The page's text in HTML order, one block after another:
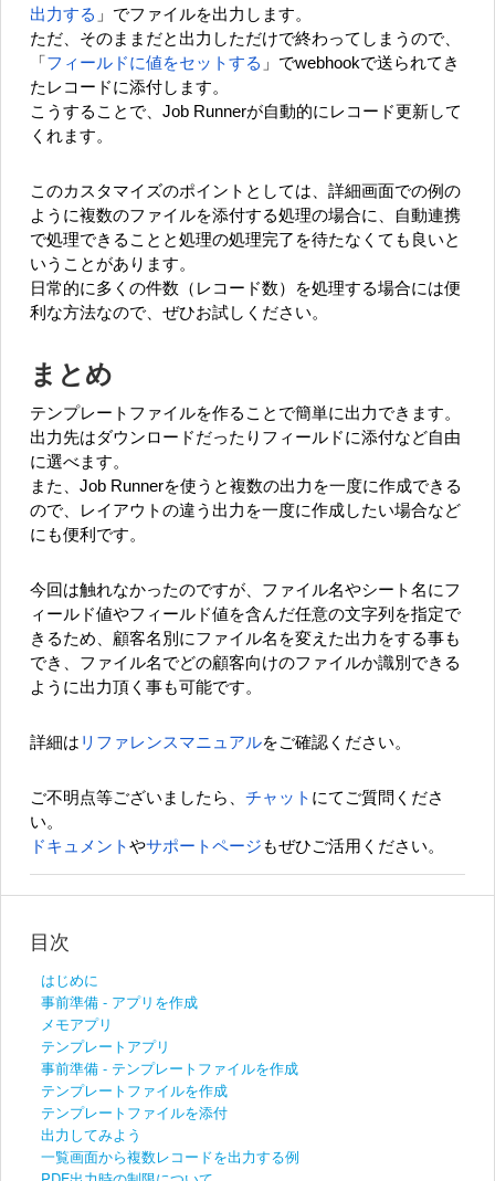
出力する 」でファイルを出力します。
ただ、そのままだと出力しただけで終わってしまうので、
「 フィールドに値をセットする 」でwebhookで送られてき
たレコードに添付します。
こうすることで、Job Runnerが自動的にレコード更新して
くれます。
このカスタマイズのポイントとしては、詳細画面での例の
ように複数のファイルを添付する処理の場合に、自動連携
で処理できることと処理の処理完了を待たなくても良いと
いうことがあります。
日常的に多くの件数（レコード数）を処理する場合には便
利な方法なので、ぜひお試しください。
まとめ
テンプレートファイルを作ることで簡単に出力できます。
出力先はダウンロードだったりフィールドに添付など自由
に選べます。
また、Job Runnerを使うと複数の出力を一度に作成できる
ので、レイアウトの違う出力を一度に作成したい場合など
にも便利です。
今回は触れなかったのですが、ファイル名やシート名にフ
ィールド値やフィールド値を含んだ任意の文字列を指定で
きるため、顧客名別にファイル名を変えた出力をする事も
でき、ファイル名でどの顧客向けのファイルか識別できる
ように出力頂く事も可能です。
詳細は リファレンスマニュアルをご確認ください。
ご不明点等ございましたら、 チャット にてご質問くださ
い。
ドキュメントやサポートページもぜひご活用ください。
目次
はじめに
事前準備 - アプリを作成
メモアプリ
テンプレートアプリ
事前準備 - テンプレートファイルを作成
テンプレートファイルを作成
テンプレートファイルを添付
出力してみよう
一覧画面から複数レコードを出力する例